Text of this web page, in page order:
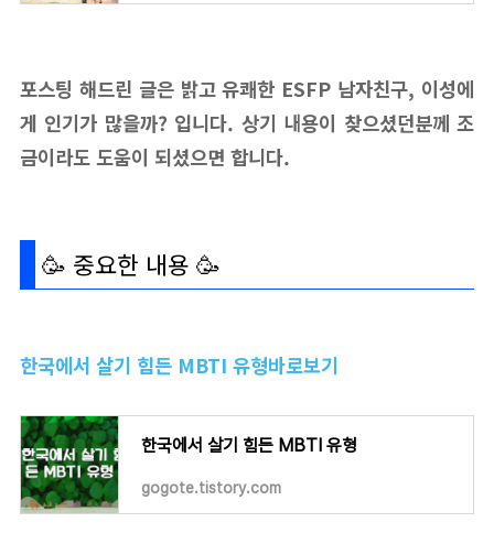
포스팅 해드린 글은 밝고 유쾌한 ESFP 남자친구, 이성에
게 인기가 많을까? 입니다. 상기 내용이 찾으셨던분께 조
금이라도 도움이 되셨으면 합니다.
🥳 중요한 내용 🥳
한국에서 살기 힘든 MBTI 유형바로보기
한국에서 살기 힘든 MBTI 유형
gogote.tistory.com